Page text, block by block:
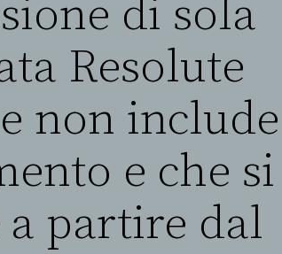
di sola
Resolute
non include
e che si
partire dal